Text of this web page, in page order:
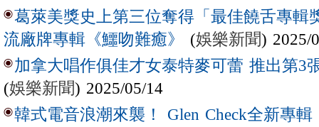
葛萊美獎史上第三位奪得「最佳饒舌專輯
流廠牌專輯《鱷吻難癒》
(娛樂新聞) 2025/
加拿大唱作俱佳才女泰特麥可蕾 推出第3
(娛樂新聞) 2025/05/14
韓式電音浪潮來襲！ Glen Check全新專輯